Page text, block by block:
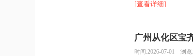
[查看详细]
广州从化区宝
时间:2026-07-01 浏览